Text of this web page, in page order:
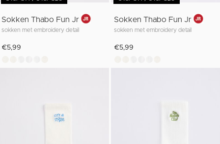
Sokken Thabo Fun Jr
sokken met embroidery detail
€5,99
Sokken Thabo Fun Jr
sokken met embroidery detail
€5,99